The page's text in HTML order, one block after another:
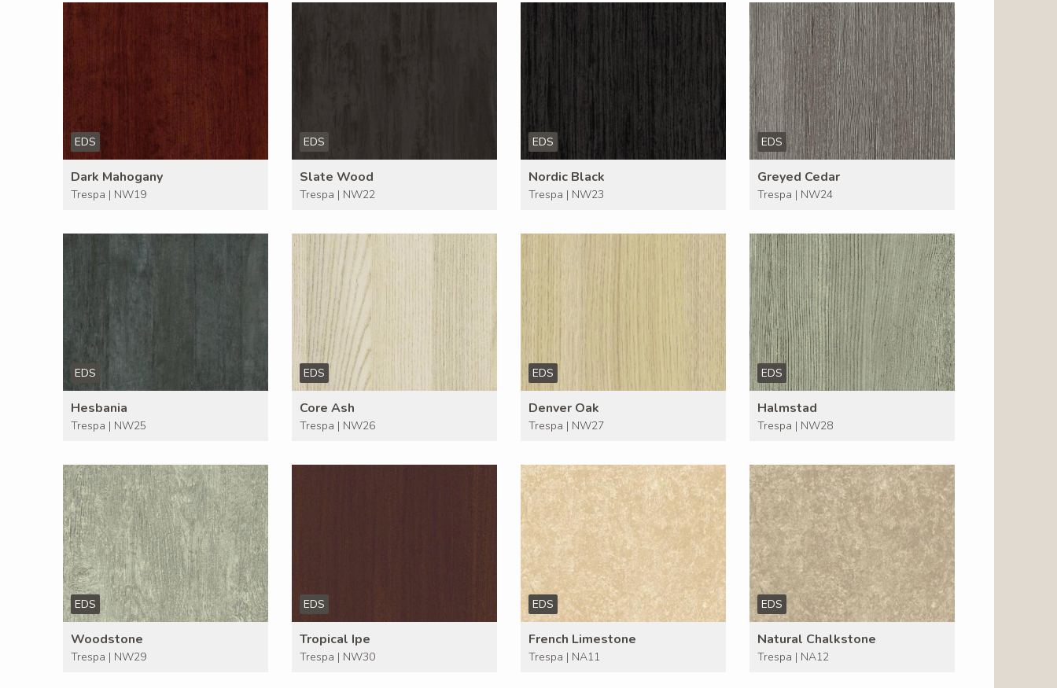
EDS
Dark Mahogany
Trespa | NW19
EDS
Slate Wood
Trespa | NW22
EDS
Nordic Black
Trespa | NW23
EDS
Greyed Cedar
Trespa | NW24
EDS
Hesbania
Trespa | NW25
EDS
Core Ash
Trespa | NW26
EDS
Denver Oak
Trespa | NW27
EDS
Halmstad
Trespa | NW28
EDS
Woodstone
Trespa | NW29
EDS
Tropical Ipe
Trespa | NW30
EDS
French Limestone
Trespa | NA11
EDS
Natural Chalkstone
Trespa | NA12